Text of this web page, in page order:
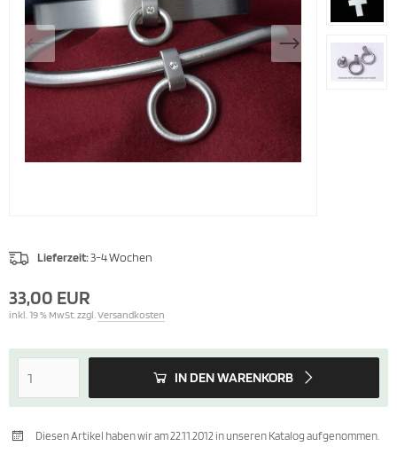
Lieferzeit:3-4 Wochen
33,00 EUR
inkl. 19 % MwSt. zzgl.Versandkosten
IN DEN WARENKORB
Diesen Artikel haben wir am 22.11.2012 in unseren Katalog aufgenommen.